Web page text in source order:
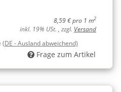
8,59 € pro 1 m2
inkl. 19% USt. , zzgl. Versand
(DE - Ausland abweichend)
Frage zum Artikel